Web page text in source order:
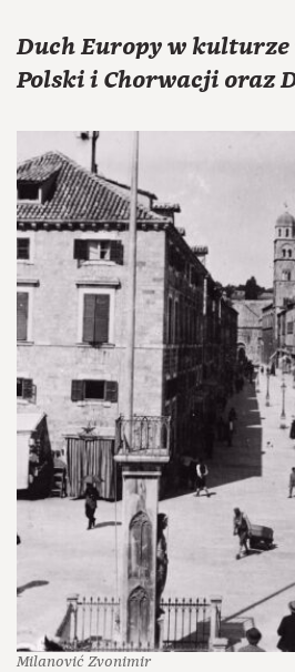
Duch Europy w kulturze
Polski i Chorwacji oraz
Milanović Zvonimir